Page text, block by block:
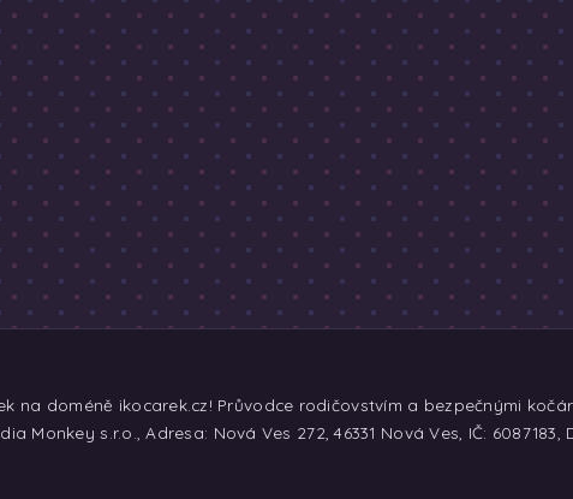
na doméně ikocarek.cz! Průvodce rodičovstvím a bezpečnými
Monkey s.r.o., Adresa: Nová Ves 272, 46331 Nová Ves, IČ: 6087183,